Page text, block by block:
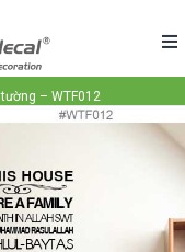
– WTF012